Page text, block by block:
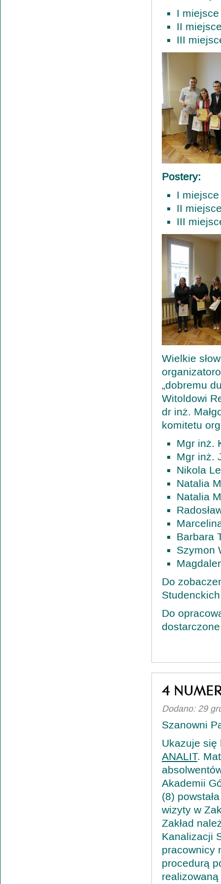
I
II
III
Postery:
I
II
III
Wielkie
„dobremu
Witoldowi
dr inż.
komitetu
Mgr inż.
Mgr inż.
Nikola
Natalia
Natalia
Barbara
Szymon
Do
Do
4
Dodano: 29
Szanowni
Ukazuje
ANALIT.
Akademii
(8)
wizyty w
Zakład
Kanalizacji
pracownicy
procedurą